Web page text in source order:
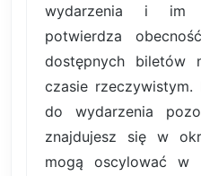
wydarzenia i im
potwierdza
dostępnych biletów
czasie
do wydarzenia
znajdujesz się w
mogą oscylować w